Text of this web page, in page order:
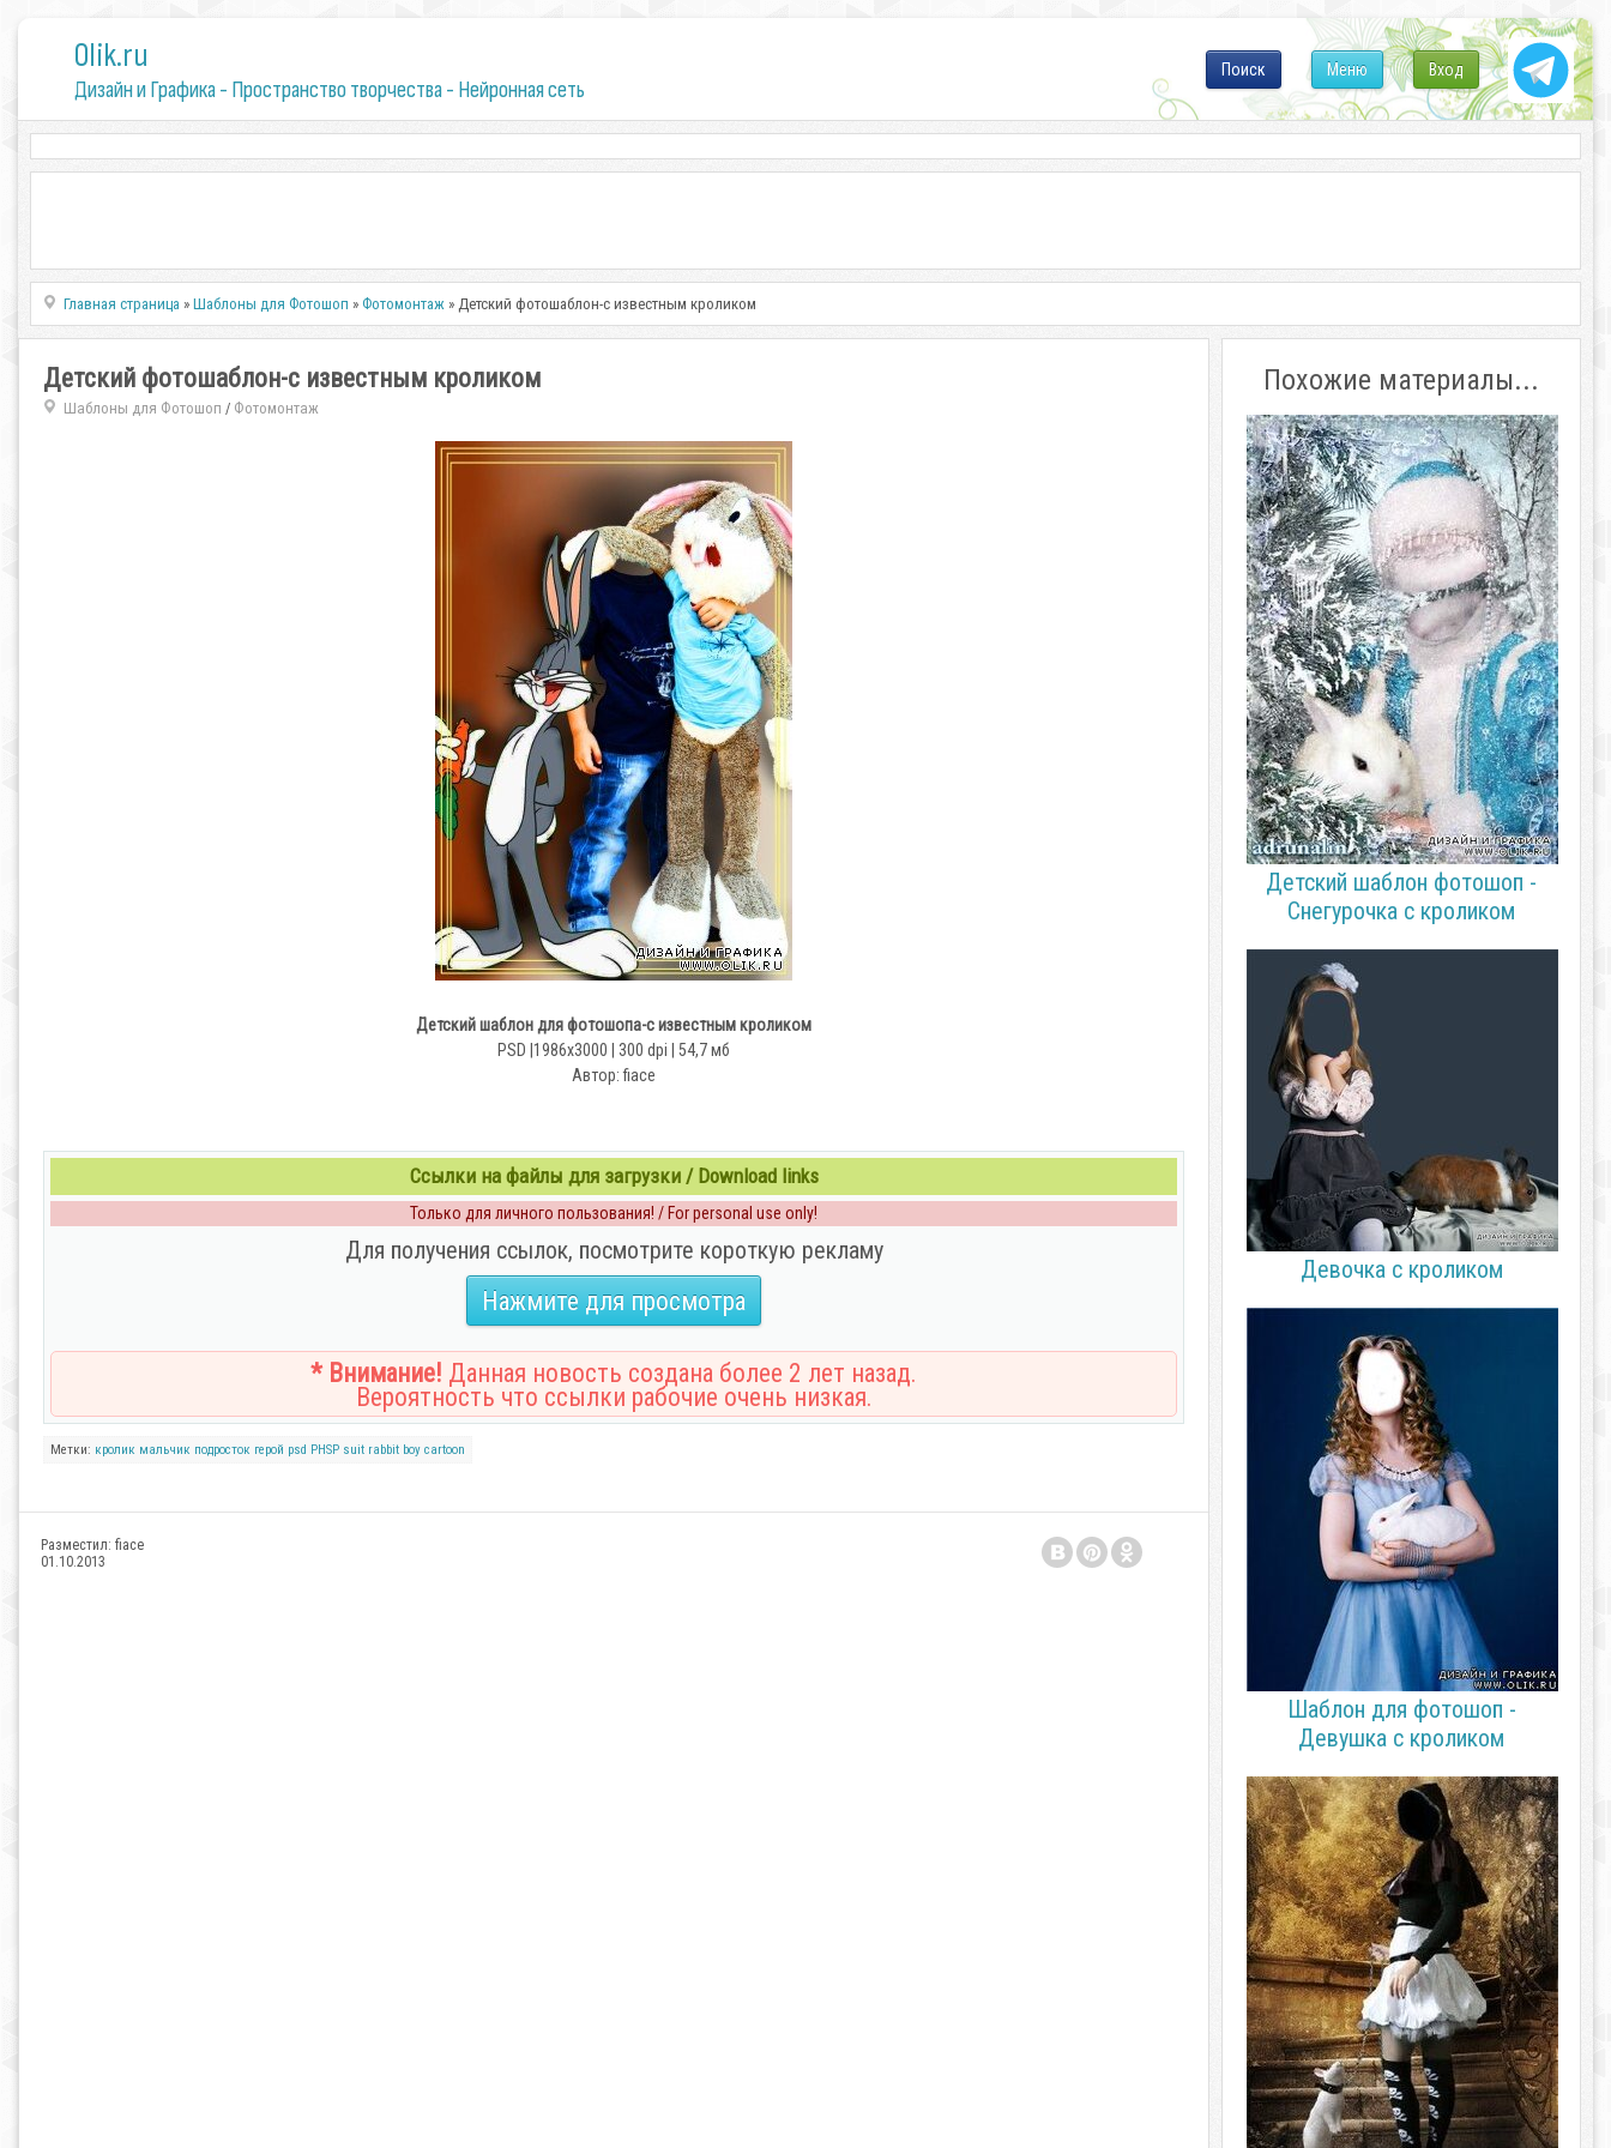
0lik.ru
Дизайн и Графика - Пространство творчества - Нейронная сеть
Вход
Меню
Поиск
Главная страница »Шаблоны для Фотошоп » Фотомонтаж » Детский фотошаблон-с известным кроликом
Детский фотошаблон-с известным кроликом
Шаблоны для Фотошоп / Фотомонтаж
Детский шаблон для фотошопа-с известным кроликом
PSD |1986x3000 | 300 dpi | 54,7 мб
Автор: fiace
Ссылки на файлы для загрузки / Download links
Только для личного пользования! / For personal use only!
Для получения ссылок, посмотрите короткую рекламу
Нажмите для просмотра
* Внимание! Данная новость создана более 2 лет назад.
Вероятность что ссылки рабочие очень низкая.
Метки: кролик мальчик подросток герой psd PHSP suit rabbit boy cartoon
Разместил: fiace
01.10.2013
Похожие материалы...
Детский шаблон фотошоп -
Снегурочка с кроликом
Девочка с кроликом
Шаблон для фотошоп -
Девушка с кроликом